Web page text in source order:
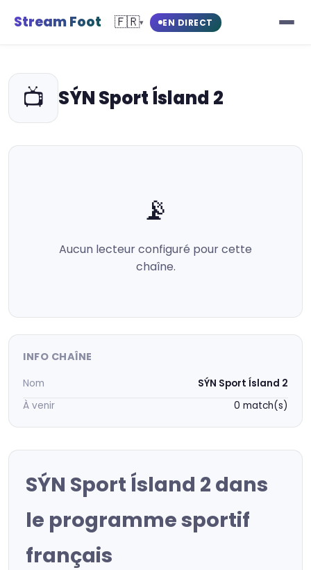
Stream Foot 🇫🇷▾ EN DIRECT
📺 SÝN Sport Ísland 2
📡
Aucun lecteur configuré pour cette
chaîne.
INFO CHAÎNE
Nom
SÝN Sport Ísland 2
À venir
0 match(s)
SÝN Sport Ísland 2 dans
le programme sportif
français